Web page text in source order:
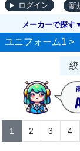
ログイン 新
メーカーで探す
ユニフォーム1 >
1 2 3 4